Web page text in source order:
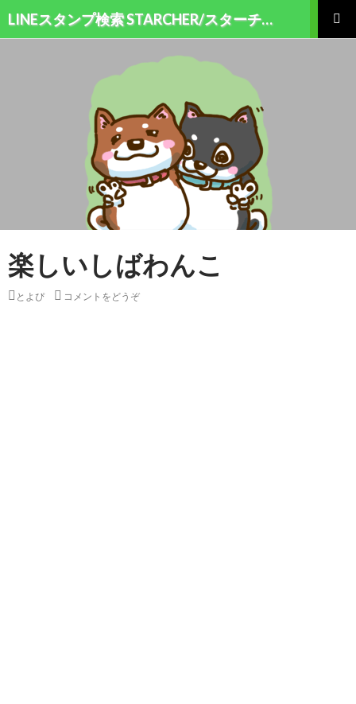
LINEスタンプ検索 STARCHER/スターチャー
楽しいしばわんこ
とよぴ コメントをどうぞ